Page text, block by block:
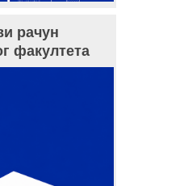
рачун
факултета